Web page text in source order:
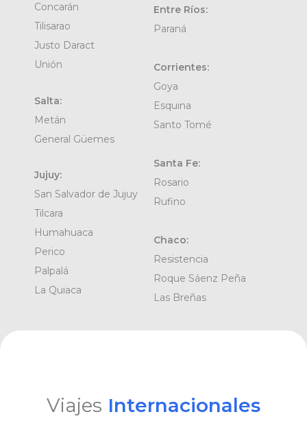
Concarán
Tilisarao
Justo Daract
Unión
Salta:
Metán
General Güemes
Jujuy:
San Salvador de Jujuy
Tilcara
Humahuaca
Perico
Palpalá
La Quiaca
Entre Ríos:
Paraná
Corrientes:
Goya
Esquina
Santo Tomé
Santa Fe:
Rosario
Rufino
Chaco:
Resistencia
Roque Sáenz Peña
Las Breñas
Viajes Internacionales